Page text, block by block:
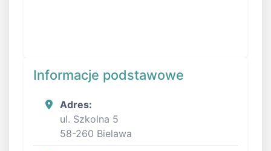
Informacje podstawowe
Adres:
ul. Szkolna 5
58-260 Bielawa